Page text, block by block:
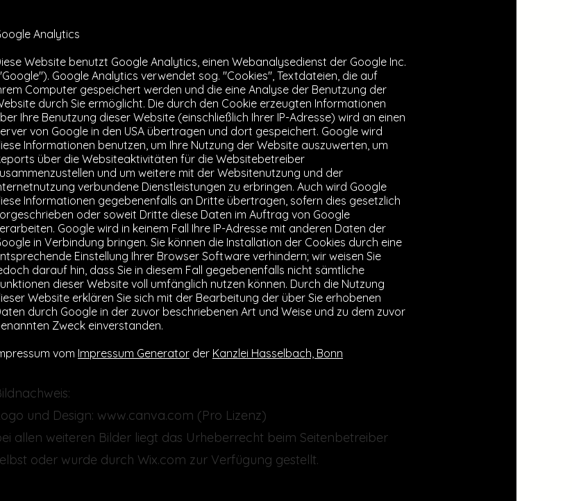
Analytics
Website benutzt Google Analytics, einen Webanalysedienst der Google Inc.
Google Analytics verwendet sog. ''Cookies'', Textdateien, die auf
Computer gespeichert werden und die eine Analyse der Benutzung der
durch Sie ermöglicht. Die durch den Cookie erzeugten Informationen
Ihre Benutzung dieser Website (einschließlich Ihrer IP-Adresse) wird an einen
von Google in den USA übertragen und dort gespeichert. Google wird
Informationen benutzen, um Ihre Nutzung der Website auszuwerten, um
über die Websiteaktivitäten für die Websitebetreiber
und um weitere mit der Websitenutzung und der
verbundene Dienstleistungen zu erbringen. Auch wird Google
Informationen gegebenenfalls an Dritte übertragen, sofern dies gesetzlich
oder soweit Dritte diese Daten im Auftrag von Google
Google wird in keinem Fall Ihre IP-Adresse mit anderen Daten der
in Verbindung bringen. Sie können die Installation der Cookies durch eine
Einstellung Ihrer Browser Software verhindern; wir weisen Sie
darauf hin, dass Sie in diesem Fall gegebenenfalls nicht sämtliche
dieser Website voll umfänglich nutzen können. Durch die Nutzung
Website erklären Sie sich mit der Bearbeitung der über Sie erhobenen
durch Google in der zuvor beschriebenen Art und Weise und zu dem zuvor
Zweck einverstanden.
vom Impressum Generator der Kanzlei Hasselbach, Bonn
und Design: www.canva.com (Pro Lizenz)
allen weiteren Bilder liegt das Urheberrecht beim Seitenbetreiber
oder wurde durch Wix.com zur Verfügung gestellt.